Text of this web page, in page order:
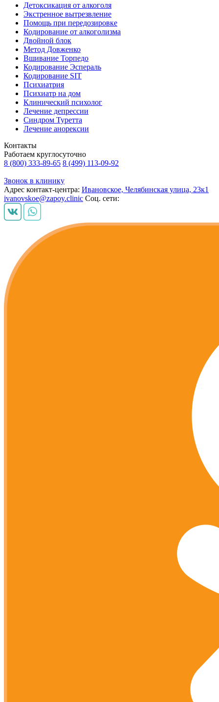
Детоксикация от алкоголя
Экстренное вытрезвление
Помощь при передозировке
Кодирование от алкоголизма
Двойной блок
Метод Довженко
Вшивание Торпедо
Кодирование Эспераль
Кодирование SIT
Психиатрия
Психиатр на дом
Клинический психолог
Лечение депрессии
Синдром Туретта
Лечение анорексии
Контакты
Работаем круглосуточно
8 (800) 333-89-65 8 (499) 113-09-92
Звонок в клинику
Адрес контакт-центра: Ивановское, Челябинская улица, 23к1
ivanovskoe@zapoy.clinic Соц. сети: